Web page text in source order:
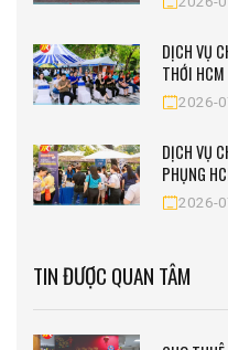
DỊCH VỤ
THỚI HCM
2026-
DỊCH VỤ
PHỤNG
2026-
TIN ĐƯỢC QUAN TÂM